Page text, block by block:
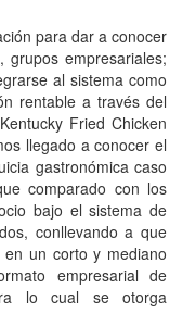
para dar a conocer
empresariales;
al sistema como
rentable a través del
Fried Chicken
llegado a conocer el
gastronómica caso
comparado con los
bajo el sistema de
conllevando a que
en un corto y mediano
empresarial de
lo cual se otorga